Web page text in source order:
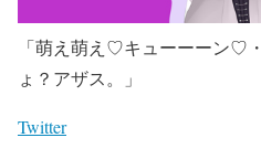
「萌え萌え♡キューーーン♡
ょ？アザス。」
Twitter